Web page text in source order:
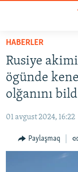
Esas
qaytmaq
Baş
navigatsiyağa
qaytmaq
Qıdıruvğa
qaytmaq
SİYASET
İQTİSADİYAT
MEDENİYET
İNSAN AQLARI
HABERLER
Rusiye
ögünde
olğanını
01 avgust 2024, 16:22
Paylaşmaq